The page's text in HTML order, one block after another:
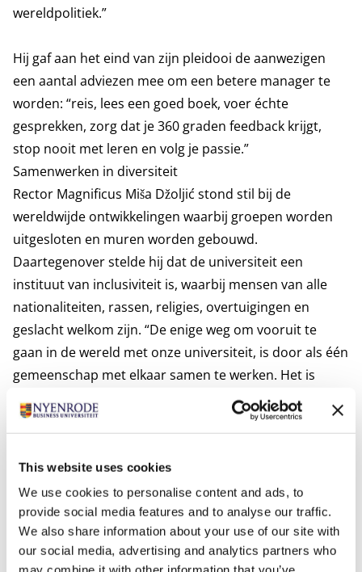
This website uses cookies
We use cookies to personalise content and ads, to
provide social media features and to analyse our traffic.
We also share information about your use of our site with
our social media, advertising and analytics partners who
wereldpolitiek.”
Hij gaf aan het eind van zijn pleidooi de aanwezigen
een aantal adviezen mee om een betere manager te
worden: “reis, lees een goed boek, voer échte
gesprekken, zorg dat je 360 graden feedback krijgt,
stop nooit met leren en volg je passie.”
Samenwerken in diversiteit
Rector Magnificus Miša Džoljić stond stil bij de
wereldwijde ontwikkelingen waarbij groepen worden
uitgesloten en muren worden gebouwd.
Daartegenover stelde hij dat de universiteit een
instituut van inclusiviteit is, waarbij mensen van alle
nationaliteiten, rassen, religies, overtuigingen en
geslacht welkom zijn. “De enige weg om vooruit te
gaan in de wereld met onze universiteit, is door als één
gemeenschap met elkaar samen te werken. Het is
geweldig om persoonlijke doelen te behalen. Echter
om sámen gemeenschappelijke doelen te behalen, zal
elke organisatie die van een gemeenschap van mensen
is, die in alle diversiteit en met alle verschillende
talenten samen werken”.
Over Nyenrode Business Universiteit
Nyenrode Business Universiteit werkt aan een